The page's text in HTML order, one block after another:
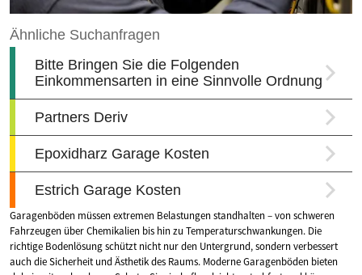
Garagenböden müssen extremen Belastungen standhalten – von schweren
Fahrzeugen über Chemikalien bis hin zu Temperaturschwankungen. Die
richtige Bodenlösung schützt nicht nur den Untergrund, sondern verbessert
auch die Sicherheit und Ästhetik des Raums. Moderne Garagenböden bieten